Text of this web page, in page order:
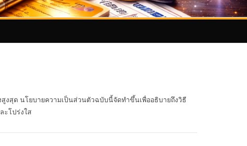
งสุด นโยบายความเป็นส่วนตัวฉบับนี้จัดทำขึ้นเพื่ออธิบายถึงวิธี
ะโปร่งใส